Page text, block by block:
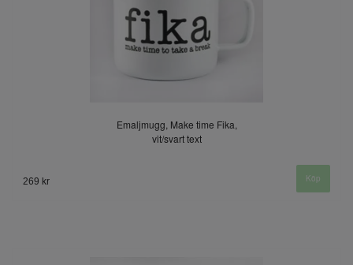
Emaljmugg, Make time Fika,
vit/svart text
269 kr